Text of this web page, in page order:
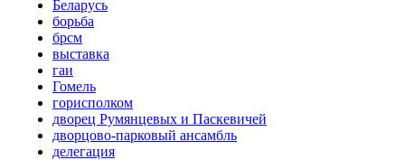
Беларусь
борьба
брсм
выставка
гаи
Гомель
горисполком
дворец Румянцевых и Паскевичей
дворцово-парковый ансамбль
делегация